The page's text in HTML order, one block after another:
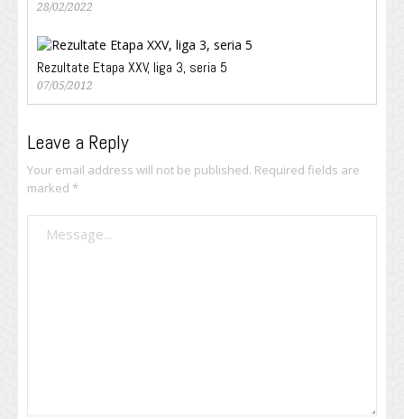
28/02/2022
Rezultate Etapa XXV, liga 3, seria 5
07/05/2012
Leave a Reply
Your email address will not be published. Required fields are
marked *